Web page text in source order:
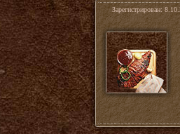
Зарегистрирован: